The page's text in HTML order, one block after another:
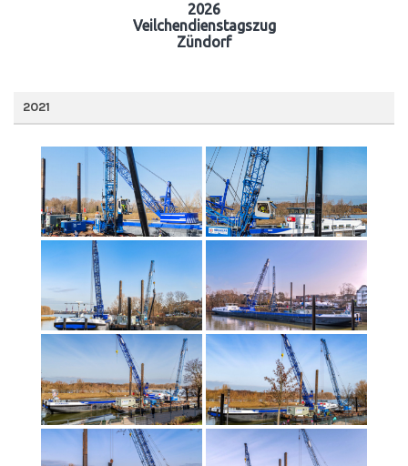
2026
Veilchendienstagszug
Zündorf
2021